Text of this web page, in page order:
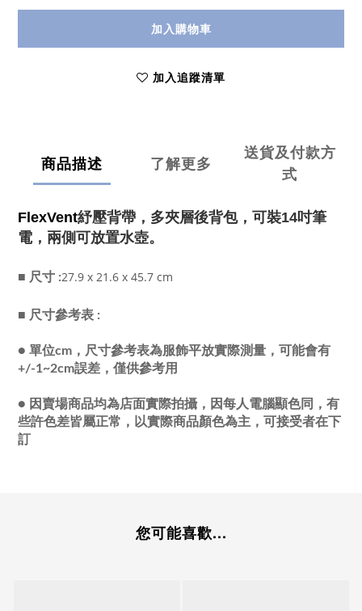
加入購物車
加入追蹤清單
商品描述 了解更多
送貨及付款方
式
FlexVent紓壓背帶，多夾層後背包，可裝14吋筆
電，兩側可放置水壺。
■ 尺寸 :27.9 x 21.6 x 45.7 cm
■ 尺寸參考表 :
● 單位cm，尺寸參考表為服飾平放實際測量，可能會有
+/-1~2cm誤差，僅供參考用
● 因賣場商品均為店面實際拍攝，因每人電腦顯色同，有
些許色差皆屬正常，以實際商品顏色為主，可接受者在下
訂
您可能喜歡...